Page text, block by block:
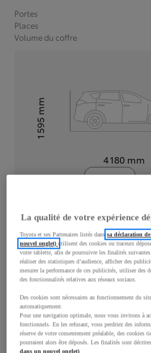
Portes
Places
Volume du coffre
4 180 mm
Hauteur1 595
mm
Largeur
1 765mm
Consommation mixte
Consommation mixte
Émissions CO2
La qualité de votre expérience
Toyota et ses Partenaires listés danssa déclaration
nouvel onglet)utilisent des cookies ou traceurs
votre tablette, afin de poursuivre les finalités
réaliser des statistiques d’audience, afficher des
mesurer la performance de ces publicités, utiliser des
des fonctionnalités relatives aux réseaux sociaux.
Des cookies sont nécessaires au fonctionnement du
automatiquement.
Pour une navigation optimale, nous vous invitons à
fonctionnels. En les refusant, vous perdriez des
réserve de votre consentement préalable, des cookies
pourraient alors être déposés. Les finalités sont
dans un nouvel onglet)